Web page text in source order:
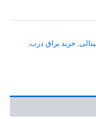
, خرید یراق درب,